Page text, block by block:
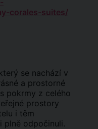
corales-suites/
se nachází v
a prostorné
pokrmy z celého
prostory
i těm
plně odpočinuli.